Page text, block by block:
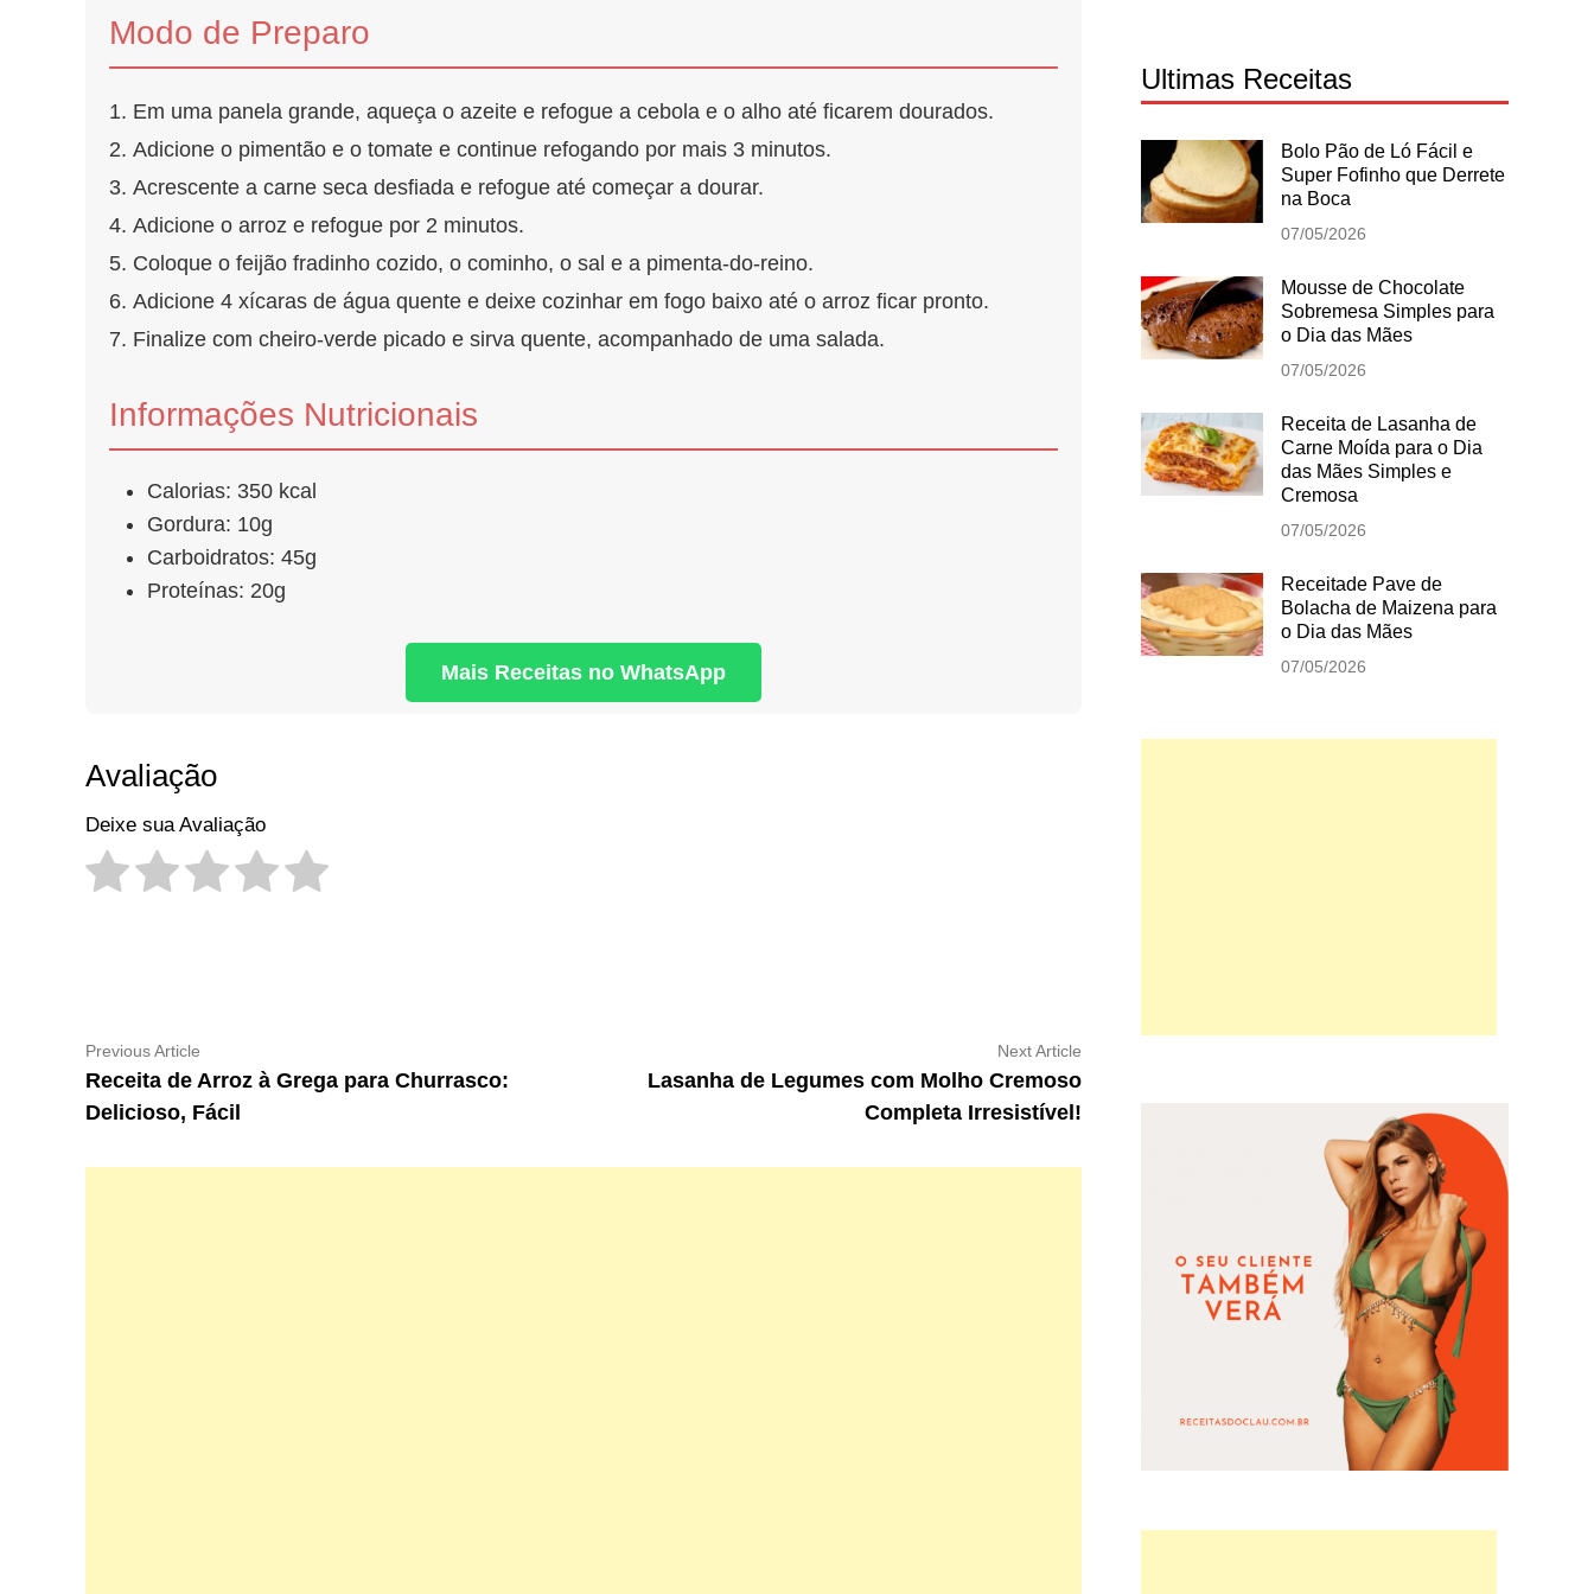
Modo de Preparo
Em uma panela grande, aqueça o azeite e refogue a cebola e o alho até ficarem dourados.
Adicione o pimentão e o tomate e continue refogando por mais 3 minutos.
Acrescente a carne seca desfiada e refogue até começar a dourar.
Adicione o arroz e refogue por 2 minutos.
Coloque o feijão fradinho cozido, o cominho, o sal e a pimenta-do-reino.
Adicione 4 xícaras de água quente e deixe cozinhar em fogo baixo até o arroz ficar pronto.
Finalize com cheiro-verde picado e sirva quente, acompanhado de uma salada.
Informações Nutricionais
Calorias: 350 kcal
Gordura: 10g
Carboidratos: 45g
Proteínas: 20g
Mais Receitas no WhatsApp
Avaliação
Deixe sua Avaliação
Navegação
de
Post
Previous Article
article:
Receita de Arroz à Grega para Churrasco:
Delicioso, Fácil
Next Article
article:
Lasanha de Legumes com Molho Cremoso
Completa Irresistível!
Ultimas Receitas
Bolo Pão de Ló Fácil e
Super Fofinho que Derrete
na Boca
07/05/2026
Mousse de Chocolate
Sobremesa Simples para
o Dia das Mães
07/05/2026
Receita de Lasanha de
Carne Moída para o Dia
das Mães Simples e
Cremosa
07/05/2026
Receitade Pave de
Bolacha de Maizena para
o Dia das Mães
07/05/2026